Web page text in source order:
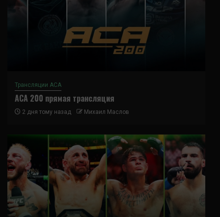
Трансляции ACA
ACA 200 прямая трансляция
2 дня тому назад Михаил Маслов